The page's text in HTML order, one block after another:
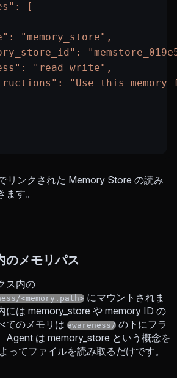
[
"memory_store",
"read_write",
"Use this memory
リンクされた Memory Store の読み
す。
のメモリパス
ス内の
<memory.path> にマウントされま
には memory_store や memory ID の
てのメモリは awareness/ の下にフラ
Agent は memory_store という概念を
ってファイルを読み取るだけです。